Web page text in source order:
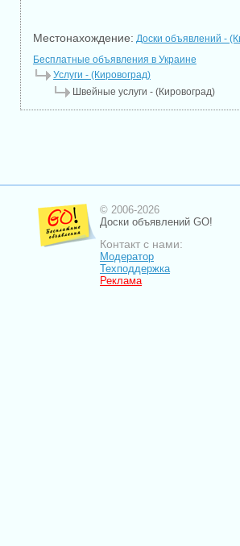
Местонахождение: Доски объявлений -
Бесплатные объявления в Украине
Услуги - (Кировоград)
Швейные услуги - (Кировоград)
© 2006-2026
Доски объявлений GO!
Контакт с нами:
Модератор
Техподдержка
Реклама